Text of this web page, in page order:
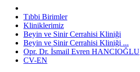
Tıbbi Birimler
Kliniklerimiz
Beyin ve Sinir Cerrahisi Kliniği
Beyin ve Sinir Cerrahisi Kliniği ...
Opr. Dr. İsmail Evren HANCIOĞLU
CV-EN